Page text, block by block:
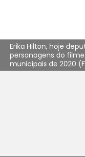
Erika Hilton, hoje
personagens do
municipais de 2020